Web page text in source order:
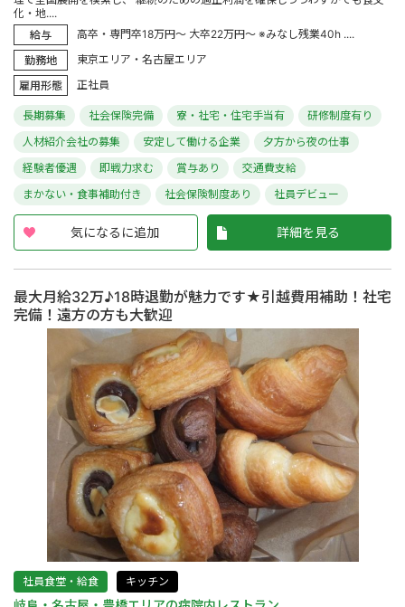
化・地....
給与
高卒・専門卒18万円～ 大卒22万円～ ※みなし残業40h ....
勤務地
東京エリア・名古屋エリア
雇用形態
正社員
長期募集 社会保険完備 寮・社宅・住宅手当有
研修制度有り
人材紹介会社の募集
安定して働ける企業
夕方から夜の仕事
経験者優遇
即戦力求む 賞与あり
交通費支給
まかない・食事補助付き
社会保険制度あり 社員デビュー
気になるに追加 詳細を見る
最大月給32万♪18時退勤が魅力です★引越費用補助！社宅
完備！遠方の方も大歓迎
社員食堂・給食 キッチン